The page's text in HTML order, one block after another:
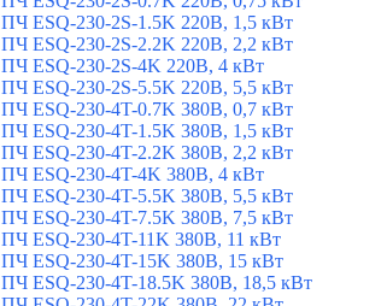
ПЧ ESQ-230-2S-1.5K 220В, 1,5 кВт
ПЧ ESQ-230-2S-2.2K 220В, 2,2 кВт
ПЧ ESQ-230-2S-4K 220В, 4 кВт
ПЧ ESQ-230-2S-5.5K 220В, 5,5 кВт
ПЧ ESQ-230-4T-0.7K 380В, 0,7 кВт
ПЧ ESQ-230-4T-1.5K 380В, 1,5 кВт
ПЧ ESQ-230-4T-2.2K 380В, 2,2 кВт
ПЧ ESQ-230-4T-4K 380В, 4 кВт
ПЧ ESQ-230-4T-5.5K 380В, 5,5 кВт
ПЧ ESQ-230-4T-7.5K 380В, 7,5 кВт
ПЧ ESQ-230-4T-11K 380В, 11 кВт
ПЧ ESQ-230-4T-15K 380В, 15 кВт
ПЧ ESQ-230-4T-18.5K 380В, 18,5 кВт